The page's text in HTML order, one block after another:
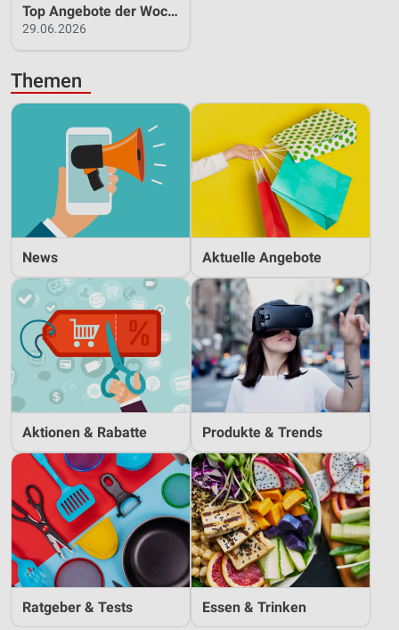
Top Angebote der Woche 29.06.2026 bis 05.07.2026
29.06.2026
Themen
News Aktuelle Angebote
Aktionen & Rabatte Produkte & Trends
Ratgeber & Tests Essen & Trinken